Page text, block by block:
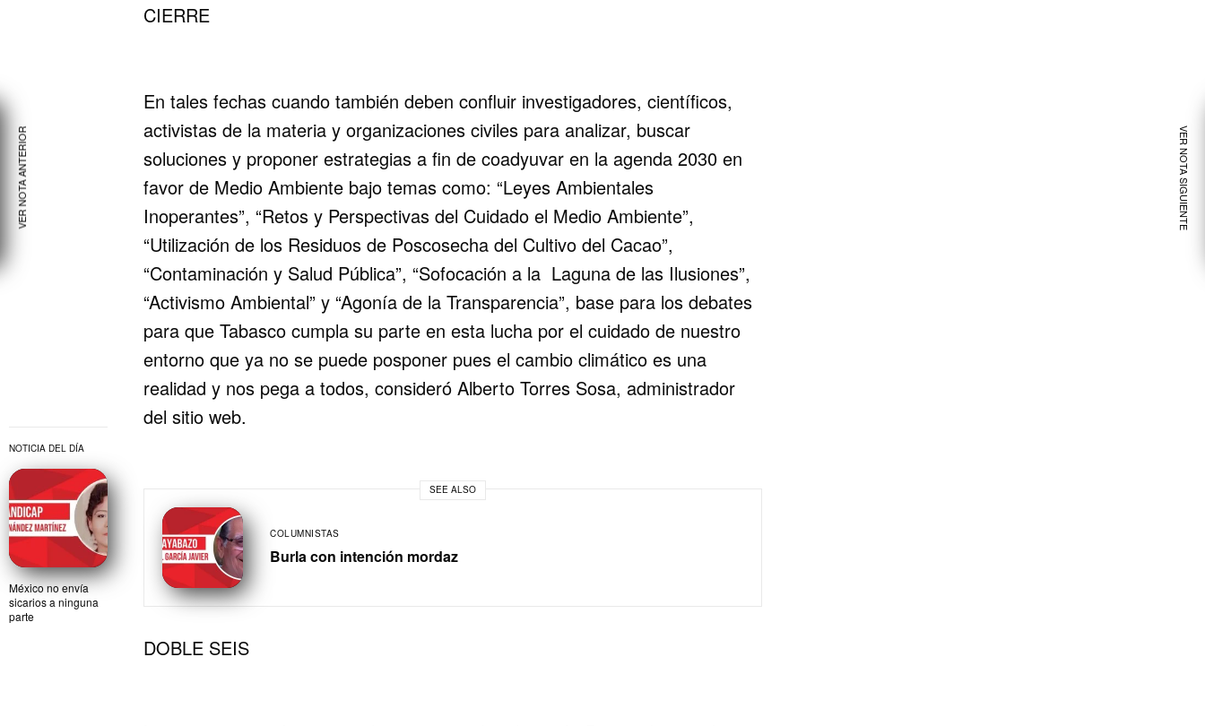
NOTICIA DEL DÍA
México no envía
sicarios a ninguna
parte
CIERRE
En tales fechas cuando también deben confluir investigadores, científicos,
activistas de la materia y organizaciones civiles para analizar, buscar
soluciones y proponer estrategias a fin de coadyuvar en la agenda 2030 en
favor de Medio Ambiente bajo temas como: “Leyes Ambientales
Inoperantes”, “Retos y Perspectivas del Cuidado el Medio Ambiente”,
“Utilización de los Residuos de Poscosecha del Cultivo del Cacao”,
“Contaminación y Salud Pública”, “Sofocación a la Laguna de las Ilusiones”,
“Activismo Ambiental” y “Agonía de la Transparencia”, base para los debates
para que Tabasco cumpla su parte en esta lucha por el cuidado de nuestro
entorno que ya no se puede posponer pues el cambio climático es una
realidad y nos pega a todos, consideró Alberto Torres Sosa, administrador
del sitio web.
SEE ALSO
COLUMNISTAS
Burla con intención mordaz
DOBLE SEIS
VER NOTA ANTERIOR VER NOTA SIGUIENTE